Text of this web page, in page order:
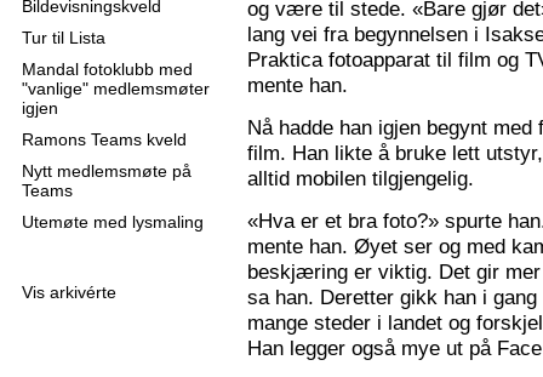
Bildevisningskveld
Tur til Lista
Mandal fotoklubb med
"vanlige" medlemsmøter
igjen
Ramons Teams kveld
Nytt medlemsmøte på
Teams
Utemøte med lysmaling
Vis arkivérte
og være til stede. «Bare gjør
lang vei fra begynnelsen i
Praktica fotoapparat til film og
mente han.
Nå hadde han igjen begynt
film. Han likte å bruke lett
alltid mobilen tilgjengelig.
«Hva er et bra foto?» spurte
mente han. Øyet ser og med
beskjæring er viktig. Det gir
sa han. Deretter gikk han i
mange steder i landet og
Han legger også mye ut på